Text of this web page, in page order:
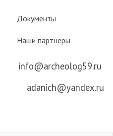
Документы
Наши партнеры
info@archeolog59.ru
adanich@yandex.ru